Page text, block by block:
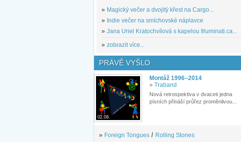
» Magický večer a dvojitý křest na Cargo...
» Indie večer na smíchovské náplavce
» Jana Uriel Kratochvílová s kapelou Illuminati.ca...
» zobrazit více...
PRÁVĚ VYŠLO
02.08.
Montáž 1996–2014
» Traband
Nová retrospektiva v dvaceti jedna
písních přináší průřez proměnlivou...
» Foreign Tongues / Rolling Stones